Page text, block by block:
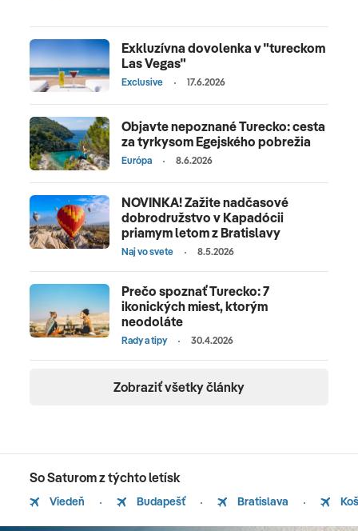
Exkluzívna dovolenka v "tureckom
Las Vegas"
Exclusive 17.6.2026
Objavte nepoznané Turecko: cesta
za tyrkysom Egejského pobrežia
Európa 8.6.2026
NOVINKA! Zažite nadčasové
dobrodružstvo v Kapadócii
priamym letom z Bratislavy
Naj vo svete 8.5.2026
Prečo spoznať Turecko: 7
ikonických miest, ktorým
neodoláte
Rady a tipy 30.4.2026
Zobraziť všetky články
So Saturom z týchto letísk
Viedeň Budapešť Bratislava